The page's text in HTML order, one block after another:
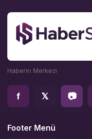
Haberin Merkezi
f 𝕏 📷
Footer Menü